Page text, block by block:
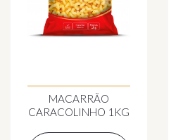
MACARRÃO
CARACOLINHO 1KG